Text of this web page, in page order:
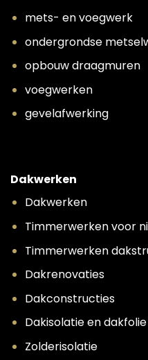
mets- en voegwerk
ondergrondse
opbouw draagmuren
voegwerken
gevelafwerking
Dakwerken
Dakwerken
Timmerwerken voor
Timmerwerken
Dakrenovaties
Dakconstructies
Dakisolatie en dakfolie
Zolderisolatie